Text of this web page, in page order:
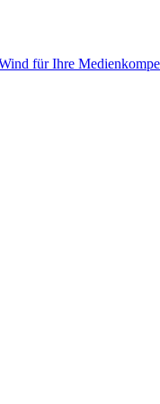
für Ihre